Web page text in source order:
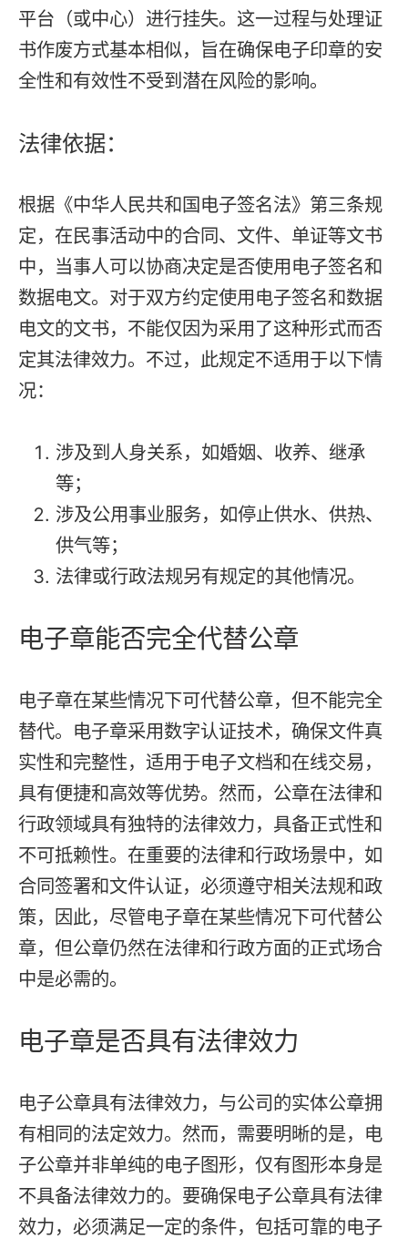
平台（或中心）进行挂失。这一过程与处理证
书作废方式基本相似，旨在确保电子印章的安
全性和有效性不受到潜在风险的影响。
法律依据：
根据《中华人民共和国电子签名法》第三条规
定，在民事活动中的合同、文件、单证等文书
中，当事人可以协商决定是否使用电子签名和
数据电文。对于双方约定使用电子签名和数据
电文的文书，不能仅因为采用了这种形式而否
定其法律效力。不过，此规定不适用于以下情
况：
涉及到人身关系，如婚姻、收养、继承
等；
涉及公用事业服务，如停止供水、供热、
供气等；
法律或行政法规另有规定的其他情况。
电子章能否完全代替公章
电子章在某些情况下可代替公章，但不能完全
替代。电子章采用数字认证技术，确保文件真
实性和完整性，适用于电子文档和在线交易，
具有便捷和高效等优势。然而，公章在法律和
行政领域具有独特的法律效力，具备正式性和
不可抵赖性。在重要的法律和行政场景中，如
合同签署和文件认证，必须遵守相关法规和政
策，因此，尽管电子章在某些情况下可代替公
章，但公章仍然在法律和行政方面的正式场合
中是必需的。
电子章是否具有法律效力
电子公章具有法律效力，与公司的实体公章拥
有相同的法定效力。然而，需要明晰的是，电
子公章并非单纯的电子图形，仅有图形本身是
不具备法律效力的。要确保电子公章具有法律
效力，必须满足一定的条件，包括可靠的电子